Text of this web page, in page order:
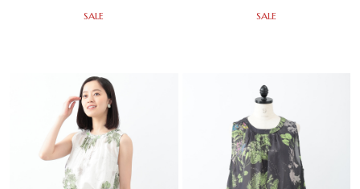
SALE SALE